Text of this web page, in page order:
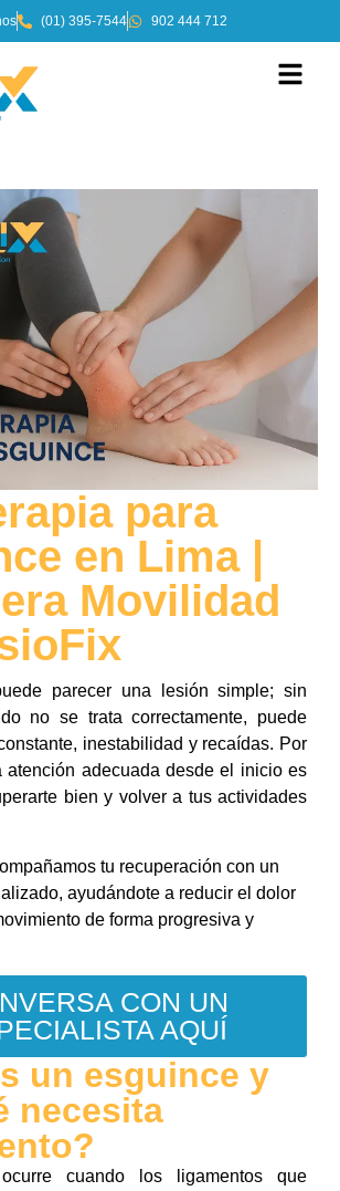
(01) 395-7544 902 444 712
para
en Lima |
Movilidad
parecer una lesión simple; sin
no se trata correctamente, puede
inestabilidad y recaídas. Por
atención adecuada desde el inicio es
bien y volver a tus actividades
tu recuperación con un
ayudándote a reducir el dolor
de forma progresiva y
CON UN
AQUÍ
un esguince y
necesita
cuando los ligamentos que